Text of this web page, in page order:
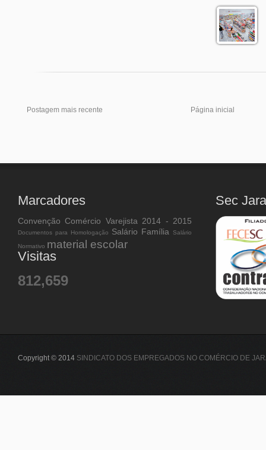
Postagem mais recente Página inicial
Marcadores
Convenção Comércio Varejista 2014 - 2015
Documentos para Homologação Salário Família Salário
Normativo material escolar
Visitas
812,659
Sec
Copyright © 2014 SINDICATO DOS EMPREGADOS NO COMÉRCIO DE